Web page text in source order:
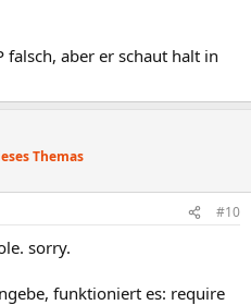
falsch, aber er schaut halt in
Themas
#10
sorry.
funktioniert es: require